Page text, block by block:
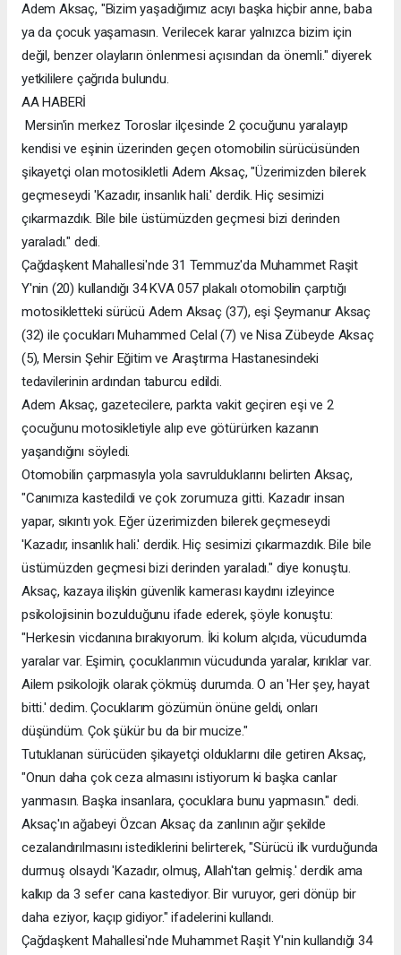
Adem Aksaç, "Bizim yaşadığımız acıyı başka hiçbir anne, baba
ya da çocuk yaşamasın. Verilecek karar yalnızca bizim için
değil, benzer olayların önlenmesi açısından da önemli." diyerek
yetkililere çağrıda bulundu.
AA HABERİ
Mersin'in merkez Toroslar ilçesinde 2 çocuğunu yaralayıp
kendisi ve eşinin üzerinden geçen otomobilin sürücüsünden
şikayetçi olan motosikletli Adem Aksaç, "Üzerimizden bilerek
geçmeseydi 'Kazadır, insanlık hali.' derdik. Hiç sesimizi
çıkarmazdık. Bile bile üstümüzden geçmesi bizi derinden
yaraladı." dedi.
Çağdaşkent Mahallesi'nde 31 Temmuz'da Muhammet Raşit
Y'nin (20) kullandığı 34 KVA 057 plakalı otomobilin çarptığı
motosikletteki sürücü Adem Aksaç (37), eşi Şeymanur Aksaç
(32) ile çocukları Muhammed Celal (7) ve Nisa Zübeyde Aksaç
(5), Mersin Şehir Eğitim ve Araştırma Hastanesindeki
tedavilerinin ardından taburcu edildi.
Adem Aksaç, gazetecilere, parkta vakit geçiren eşi ve 2
çocuğunu motosikletiyle alıp eve götürürken kazanın
yaşandığını söyledi.
Otomobilin çarpmasıyla yola savrulduklarını belirten Aksaç,
"Canımıza kastedildi ve çok zorumuza gitti. Kazadır insan
yapar, sıkıntı yok. Eğer üzerimizden bilerek geçmeseydi
'Kazadır, insanlık hali.' derdik. Hiç sesimizi çıkarmazdık. Bile bile
üstümüzden geçmesi bizi derinden yaraladı." diye konuştu.
Aksaç, kazaya ilişkin güvenlik kamerası kaydını izleyince
psikolojisinin bozulduğunu ifade ederek, şöyle konuştu:
"Herkesin vicdanına bırakıyorum. İki kolum alçıda, vücudumda
yaralar var. Eşimin, çocuklarımın vücudunda yaralar, kırıklar var.
Ailem psikolojik olarak çökmüş durumda. O an 'Her şey, hayat
bitti.' dedim. Çocuklarım gözümün önüne geldi, onları
düşündüm. Çok şükür bu da bir mucize."
Tutuklanan sürücüden şikayetçi olduklarını dile getiren Aksaç,
"Onun daha çok ceza almasını istiyorum ki başka canlar
yanmasın. Başka insanlara, çocuklara bunu yapmasın." dedi.
Aksaç'ın ağabeyi Özcan Aksaç da zanlının ağır şekilde
cezalandırılmasını istediklerini belirterek, "Sürücü ilk vurduğunda
durmuş olsaydı 'Kazadır, olmuş, Allah'tan gelmiş.' derdik ama
kalkıp da 3 sefer cana kastediyor. Bir vuruyor, geri dönüp bir
daha eziyor, kaçıp gidiyor." ifadelerini kullandı.
Çağdaşkent Mahallesi'nde Muhammet Raşit Y'nin kullandığı 34